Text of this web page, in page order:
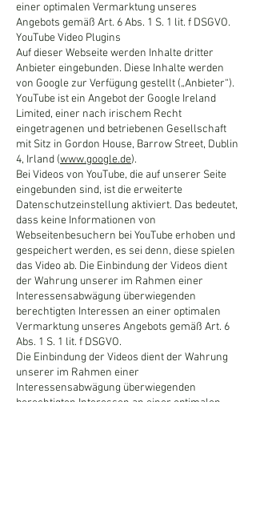
einer optimalen Vermarktung unseres
Angebots gemäß Art. 6 Abs. 1 S. 1 lit. f DSGVO.
YouTube Video Plugins
Auf dieser Webseite werden Inhalte dritter
Anbieter eingebunden. Diese Inhalte werden
von Google zur Verfügung gestellt („Anbieter“).
YouTube ist ein Angebot der Google Ireland
Limited, einer nach irischem Recht
eingetragenen und betriebenen Gesellschaft
mit Sitz in Gordon House, Barrow Street, Dublin
4, Irland (www.google.de).
Bei Videos von YouTube, die auf unserer Seite
eingebunden sind, ist die erweiterte
Datenschutzeinstellung aktiviert. Das bedeutet,
dass keine Informationen von
Webseitenbesuchern bei YouTube erhoben und
gespeichert werden, es sei denn, diese spielen
das Video ab. Die Einbindung der Videos dient
der Wahrung unserer im Rahmen einer
Interessensabwägung überwiegenden
berechtigten Interessen an einer optimalen
Vermarktung unseres Angebots gemäß Art. 6
Abs. 1 S. 1 lit. f DSGVO.
Die Einbindung der Videos dient der Wahrung
unserer im Rahmen einer
Interessensabwägung überwiegenden
berechtigten Interessen an einer optimalen